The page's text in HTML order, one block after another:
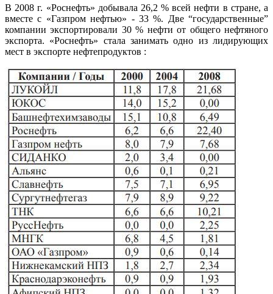
В 2008 г. «Роснефть» добывала 26,2 % всей нефти в стране, а
вместе с «Газпром нефтью» - 33 %. Две “государственные”
компании экспортировали 30 % нефти от общего нефтяного
экспорта. «Роснефть» стала занимать одно из лидирующих
мест в экспорте нефтепродуктов :